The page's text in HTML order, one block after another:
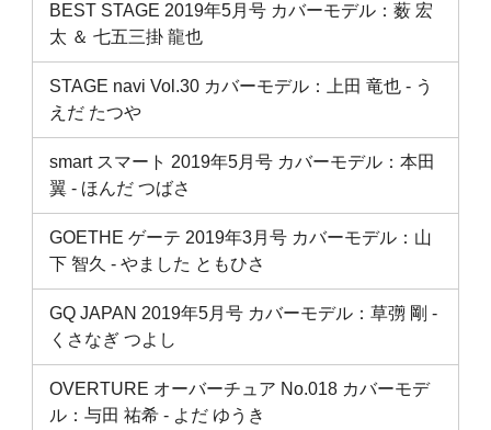
BEST STAGE 2019年5月号 カバーモデル：薮 宏
太 ＆ 七五三掛 龍也
STAGE navi Vol.30 カバーモデル：上田 竜也 ‐ う
えだ たつや
smart スマート 2019年5月号 カバーモデル：本田
翼 ‐ ほんだ つばさ
GOETHE ゲーテ 2019年3月号 カバーモデル：山
下 智久 ‐ やました ともひさ
GQ JAPAN 2019年5月号 カバーモデル：草彅 剛 ‐
くさなぎ つよし
OVERTURE オーバーチュア No.018 カバーモデ
ル：与田 祐希 ‐ よだ ゆうき